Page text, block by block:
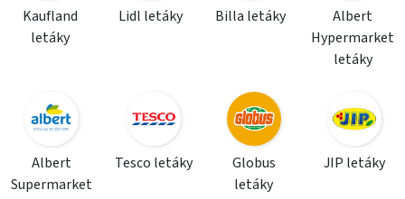
Kaufland
letáky
Lidl letáky Billa letáky
Albert
Hypermarket
letáky
Albert
Supermarket
Tesco letáky
Globus
letáky
JIP letáky